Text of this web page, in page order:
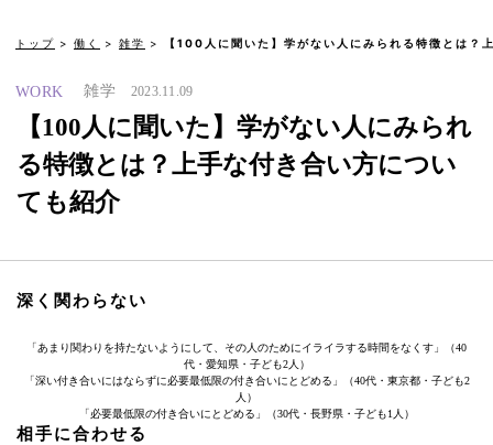
トップ 働く 雑学 【100人に聞いた】学がない人にみられる特徴とは？
WORK 雑学 2023.11.09
【100人に聞いた】学がない人にみられ
る特徴とは？上手な付き合い方につい
ても紹介
深く関わらない
「あまり関わりを持たないようにして、その人のためにイライラする時間をなくす」（40
代・愛知県・子ども2人）
「深い付き合いにはならずに必要最低限の付き合いにとどめる」（40代・東京都・子ども2
人）
「必要最低限の付き合いにとどめる」（30代・長野県・子ども1人）
相手に合わせる